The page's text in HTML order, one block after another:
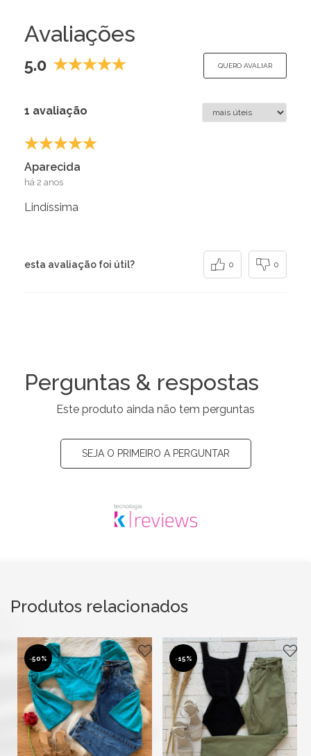
Avaliações
5.0 QUERO AVALIAR
1 avaliação
Aparecida
há 2 anos
Lindíssima
esta avaliação foi útil? 0 0
Perguntas & respostas
Este produto ainda não tem perguntas
SEJA O PRIMEIRO A PERGUNTAR
Produtos relacionados
-50% -15%